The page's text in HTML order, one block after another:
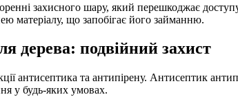
захисного шару, який перешкоджає
матеріалу, що запобігає його займанню.
дерева: подвійний захист
антисептика та антипірену. Антисептик
у будь-яких умовах.